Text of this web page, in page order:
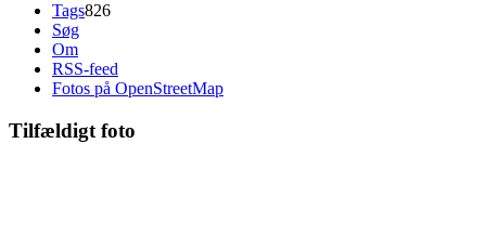
Tags826
Søg
Om
RSS-feed
Fotos på OpenStreetMap
Tilfældigt foto